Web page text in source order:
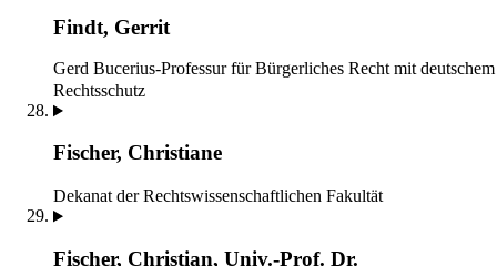
Findt, Gerrit
Gerd Bucerius-Professur für Bürgerliches Recht mit
Rechtsschutz
Fischer, Christiane
Dekanat der Rechtswissenschaftlichen Fakultät
Fischer, Christian, Univ.-Prof. Dr.